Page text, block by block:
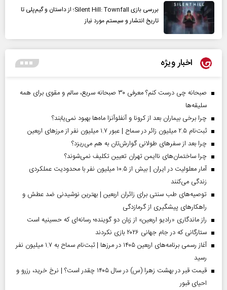
بررسی بازی Silent Hill: Townfall؛ از داستان و گیم‌پلی تا
تاریخ انتشار و سیستم مورد نیاز
اخبار ویژه
صبحانه چی درست کنم؟ معرفی ۳۰ صبحانه سریع، سالم و مقوی برای همه
سلیقه‌ها
چرا برخی بیماران بعد از کرونا و آنفلوآنزا ماه‌ها بهبود نمی‌یابند؟
ثبت‌نام ۲.۵ میلیون زائر در سماح | عبور ۱.۷ میلیون نفر از مرز‌های اربعین
چرا بعد از سفرهای طولانی گوارش‌تان به هم می‌ریزد؟
چرا ساختمان‌های ناایمن تهران تعیین تکلیف نمی‌شوند؟
آمار معلولیت در ایران | بیش از ۱۰.۵ میلیون نفر با محدودیت عملکردی
زندگی می‌کنند
توصیه‌های طب سنتی برای زائران اربعین | بهترین نوشیدنی ضد عطش و
راهکارهای پیشگیری از گرمازدگی
راز ماندگاری «رادیو اربعین» از زبان دو گوینده؛ رسانه‌ای که حسینیه است
ستارگانی که در جام جهانی ۲۰۲۶ بازی نکردند
آغاز رسمی برنامه‌های اربعین ۱۴۰۵ در مرز‌ها | ثبت‌نام سماح به ۱.۷ میلیون نفر
رسید
قیمت قبر در بهشت زهرا (س) در سال ۱۴۰۵ چقدر است؟ | نرخ خرید، رزرو و
احیای قبور